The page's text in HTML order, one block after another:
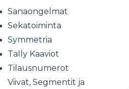
Sanaongelmat
Sekatoiminta
Symmetria
Tally Kaaviot
Tilausnumerot
Viivat, Segmentit ja